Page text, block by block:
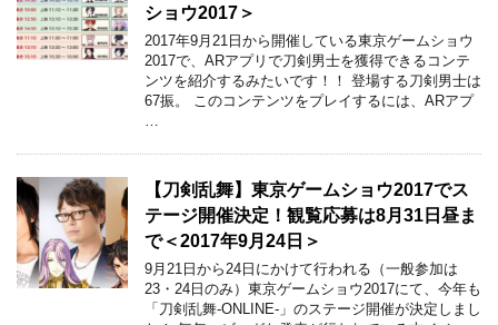
ショウ2017＞
2017年9月21日から開催している東京ゲームショウ
2017で、ARアプリで刀剣男士を獲得できるコンテ
ンツを紹介するみたいです！！ 登場する刀剣男士は
67振。 このコンテンツをプレイするには、ARアプ
【刀剣乱舞】東京ゲームショウ2017でス
テージ開催決定！観覧応募は8月31日昼ま
で＜2017年9月24日＞
9月21日から24日にかけて行われる（一般参加は
23・24日のみ）東京ゲームショウ2017にて、今年も
「刀剣乱舞-ONLINE-」のステージ開催が決定しまし